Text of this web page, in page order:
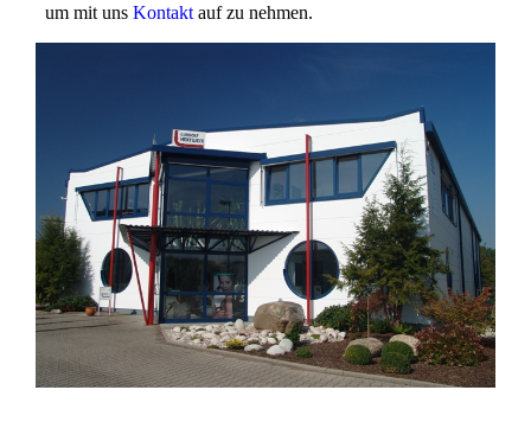
um mit uns Kontakt auf zu nehmen.